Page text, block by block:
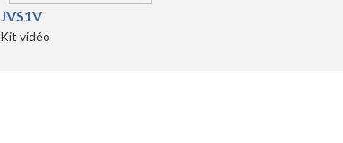
JVS1V
Kit vidéo